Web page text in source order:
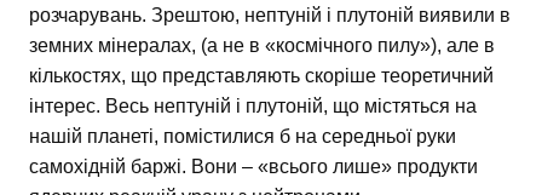
розчарувань. Зрештою, нептуній і плутоній виявили в
земних мінералах, (а не в «космічного пилу»), але в
кількостях, що представляють скоріше теоретичний
інтерес. Весь нептуній і плутоній, що містяться на
нашій планеті, помістилися б на середньої руки
самохідній баржі. Вони – «всього лише» продукти